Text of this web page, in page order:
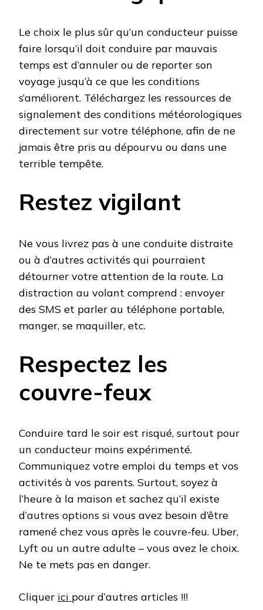
Le choix le plus sûr qu’un conducteur puisse
faire lorsqu’il doit conduire par mauvais
temps est d’annuler ou de reporter son
voyage jusqu’à ce que les conditions
s’améliorent. Téléchargez les ressources de
signalement des conditions météorologiques
directement sur votre téléphone, afin de ne
jamais être pris au dépourvu ou dans une
terrible tempête.
Restez vigilant
Ne vous livrez pas à une conduite distraite
ou à d’autres activités qui pourraient
détourner votre attention de la route. La
distraction au volant comprend : envoyer
des SMS et parler au téléphone portable,
manger, se maquiller, etc.
Respectez les
couvre-feux
Conduire tard le soir est risqué, surtout pour
un conducteur moins expérimenté.
Communiquez votre emploi du temps et vos
activités à vos parents. Surtout, soyez à
l’heure à la maison et sachez qu’il existe
d’autres options si vous avez besoin d’être
ramené chez vous après le couvre-feu. Uber,
Lyft ou un autre adulte – vous avez le choix.
Ne te mets pas en danger.
Cliquer ici pour d’autres articles !!!